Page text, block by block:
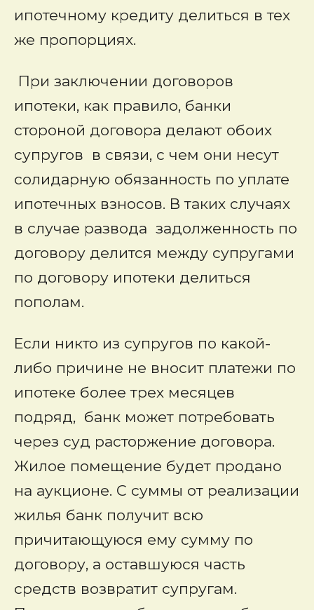
ипотечному кредиту делиться в тех
же пропорциях.
При заключении договоров
ипотеки, как правило, банки
стороной договора делают обоих
супругов в связи, с чем они несут
солидарную обязанность по уплате
ипотечных взносов. В таких случаях
в случае развода задолженность по
договору делится между супругами
по договору ипотеки делиться
пополам.
Если никто из супругов по какой-
либо причине не вносит платежи по
ипотеке более трех месяцев
подряд, банк может потребовать
через суд расторжение договора.
Жилое помещение будет продано
на аукционе. С суммы от реализации
жилья банк получит всю
причитающуюся ему сумму по
договору, а оставшуюся часть
средств возвратит супругам.